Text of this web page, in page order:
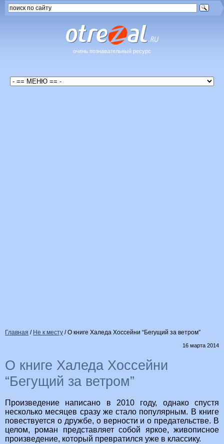
очень познавательный ресурс
Главная / Не к месту /О книге Халеда Хоссейни “Бегущий за ветром”
16 марта 2014
О книге Халеда Хоссейни
“Бегущий за ветром”
Произведение написано в 2010 году, однако спустя
несколько месяцев сразу же стало популярным. В книге
повествуется о дружбе, о верности и о предательстве. В
целом, роман представляет собой яркое, живописное
произведение, который превратился уже в классику.